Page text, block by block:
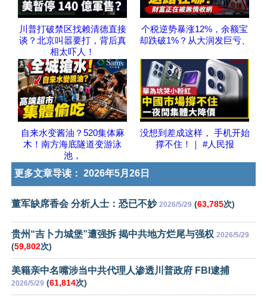
川普打破禁区找赖清德直接
谈？北京叫嚣要打，背后真
相太吓人！
个税逆势暴涨12%，余额宝
却跌破1%？从大润发巨亏、
自来水变酱油？520集体麻
木！南方海底隧道变游泳
池，
没想到差成这样， 手机开始
撑不住！｜ #人民报
更多文章导读： 2026年5月26日
董军缺席香会 分析人士：恐已不妙 2026/5/29 (63,785次)
贵州“吉卜力城堡”遭强拆 揭中共地方烂尾与强权 2026/5/29
(59,802次)
美籍亲中名嘴涉当中共代理人渗透川普政府 FBI逮捕
2026/5/29 (61,814次)